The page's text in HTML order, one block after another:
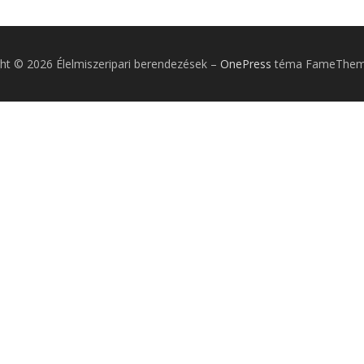
© 2026 Élelmiszeripari berendezések – OnePress téma